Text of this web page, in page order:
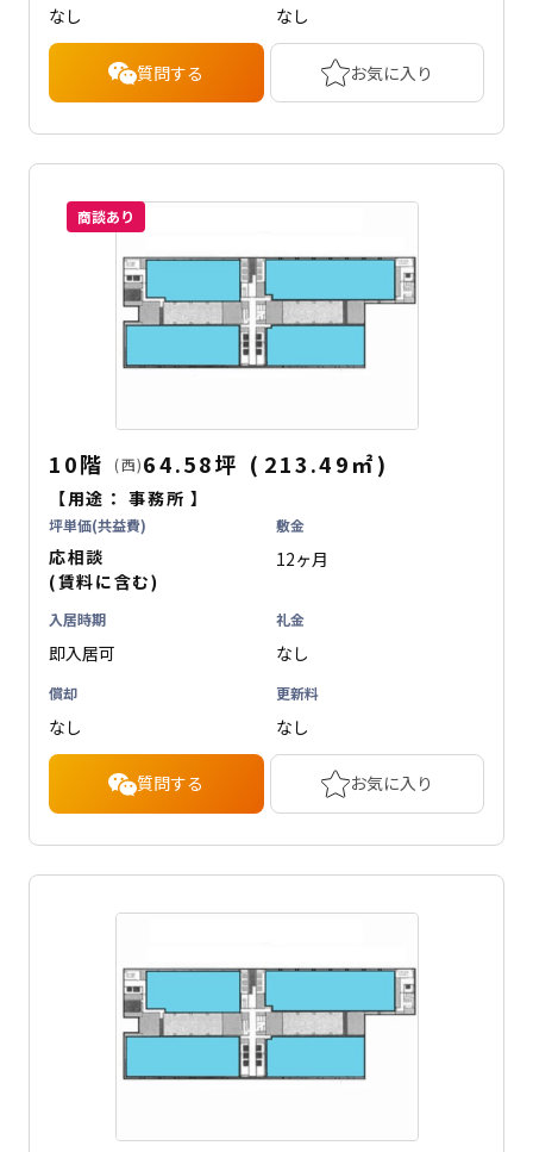
なし なし
質問する お気に入り
商談あり
10階 (西)64.58坪 ( 213.49㎡)
【用途：事務所 】
坪単価(共益費)
応相談
(賃料に含む)
敷金
12ヶ月
入居時期
即入居可
礼金
なし
償却
なし
更新料
なし
質問する お気に入り